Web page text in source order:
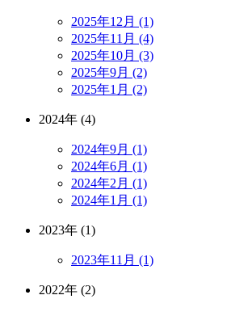
2025年12月 (1)
2025年11月 (4)
2025年10月 (3)
2025年9月 (2)
2025年1月 (2)
2024年 (4)
2024年9月 (1)
2024年6月 (1)
2024年2月 (1)
2024年1月 (1)
2023年 (1)
2023年11月 (1)
2022年 (2)